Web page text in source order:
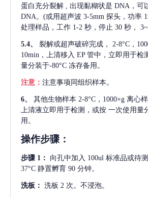
蛋白充分裂解 , 出现黏糊状是 DNA，可
DNA。(或用超声波 3-5mm 探头，功率
处理样品，工作 1-2 秒，停止 30 秒，
5.4、 裂解或超声破碎完成，
2-8°C，
10min，上清移入 EP 管中，立即用于检
量分装于-80°C 冻存备用。
注意： 注意事项同组织样本。
6、 其他生物样本 2-8°C，1000×g 离心
上清液立即用于检测，或按 一次使用量
用。
操作步骤：
步骤 1： 向孔中加入 100ul 标准品或待
37°C 静置孵育 90 分钟。
洗板： 洗板 2 次。不浸泡。